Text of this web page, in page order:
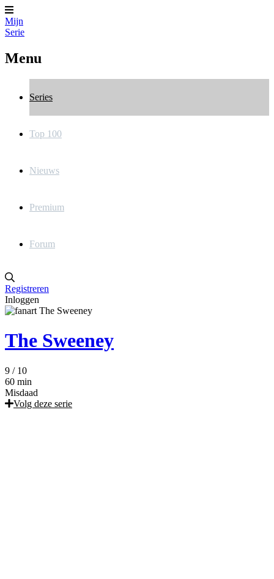
Mijn
Serie
Menu
Series
Top 100
Nieuws
Premium
Forum
Registreren
Inloggen
The Sweeney
9 / 10
60 min
Misdaad
Volg deze serie